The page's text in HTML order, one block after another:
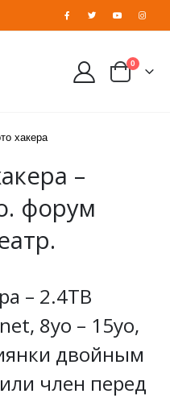
0
–
форум
– 2.4TB
8yo – 15yo,
двойным
член перед